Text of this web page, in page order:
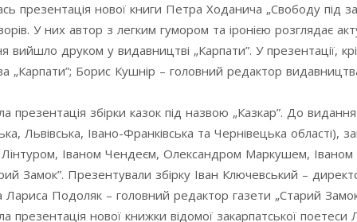
презентація нової книги Петра Ходанича „Свободу під
У них автор з легким гумором та іронією розглядає
вийшло друком у видавництві „Карпати”. У презентації,
„Карпати”; Борис Кушнір – головний редактор
збірки казок під назвою „Казкар”. До
Львівська, Івано-Франківська та Чернівецька області),
Іваном Чендеєм, Олександром Маркушем,
Замок”. Презентували збірку Іван Ключевський –
Подоляк – головний редактор газети „Старий
презентація нової книжки відомої закарпатської